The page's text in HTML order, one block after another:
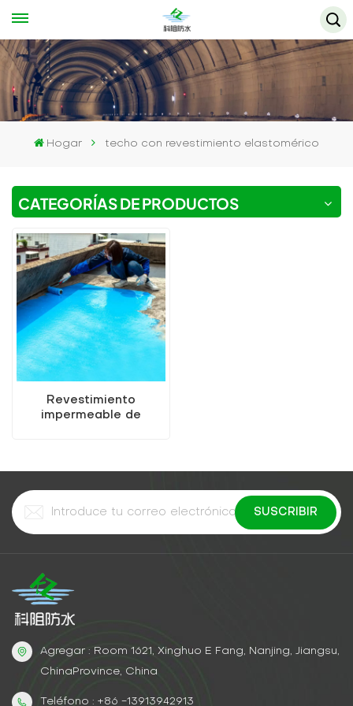
Hogar techo con revestimiento elastomérico
CATEGORÍAS DE PRODUCTOS
Revestimiento
impermeable de
Agregar : Room 1621, Xinghuo E Fang, Nanjing, Jiangsu,
ChinaProvince, China
Teléfono : +86 -13913942913